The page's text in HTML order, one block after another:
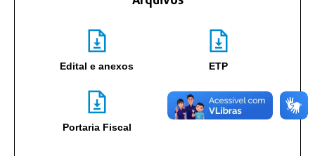
Edital e anexos ETP
Portaria Fiscal